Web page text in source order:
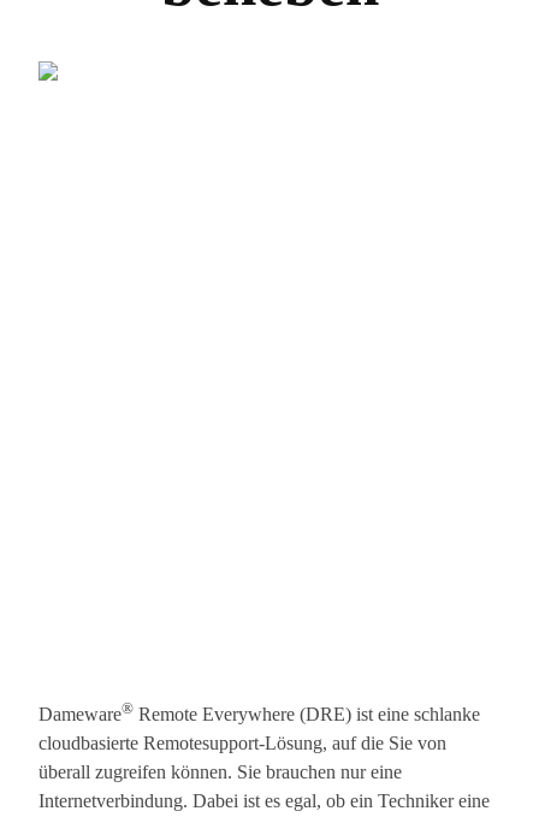
Dameware® Remote Everywhere (DRE) ist eine schlanke
cloudbasierte Remotesupport-Lösung, auf die Sie von
überall zugreifen können. Sie brauchen nur eine
Internetverbindung. Dabei ist es egal, ob ein Techniker eine